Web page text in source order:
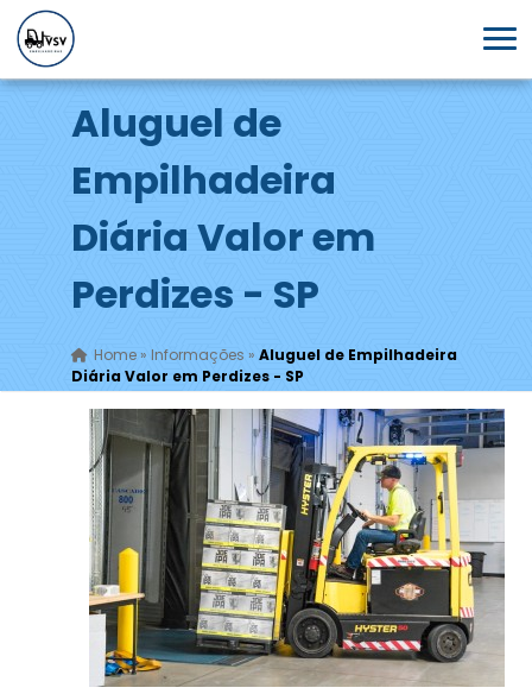
Aluguel de
Empilhadeira
Diária Valor em
Perdizes - SP
Home» Informações » Aluguel de Empilhadeira
Diária Valor em Perdizes - SP